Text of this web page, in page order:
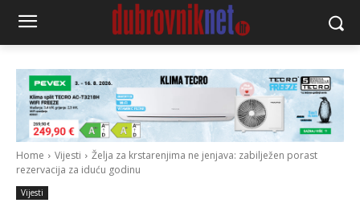
Home Vijesti
Želja za krstarenjima ne jenjava: zabilježen porast
rezervacija za iduću godinu
Vijesti